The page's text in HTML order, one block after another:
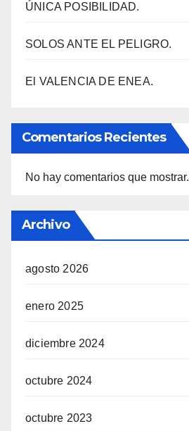
ÚNICA POSIBILIDAD.
SOLOS ANTE EL PELIGRO.
El VALENCIA DE ENEA.
Comentarios Recientes
No hay comentarios que mostrar.
Archivo
agosto 2026
enero 2025
diciembre 2024
octubre 2024
octubre 2023